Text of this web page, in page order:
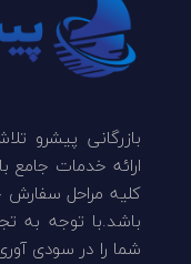
بازرگانی پیشرو
ارائه خدمات جامع
کلیه مراحل سفارش
شما را در سودی